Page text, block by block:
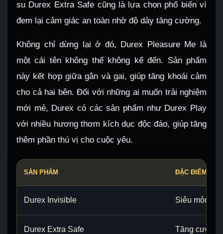
su Durex Extra Safe cũng là lựa chọn phổ biến vì
đem lại cảm giác an toàn nhờ độ dày tăng cường.
Không chỉ dừng lại ở đó, Durex Pleasure Me là
một cái tên không thể không kể đến. Sản phẩm
này kết hợp giữa gân và gai, giúp tăng khoái cảm
cho cả hai bên. Đối với những ai muốn trải nghiệm
mới mẻ, Durex có các sản phẩm như Durex Play
với nhiều hương thơm kích dục độc đáo, giúp tăng
thêm phần thú vị cho cuộc yêu.
SẢN PHẨM ĐẶC ĐIỂM
Durex Invisible Siêu mỏng,
Durex Extra Safe Tăng cường